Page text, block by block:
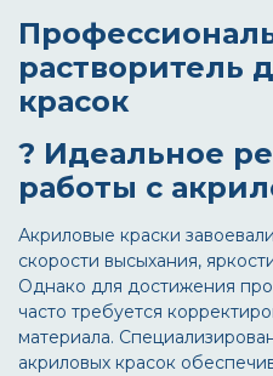
растворитель
красок
? Идеальное
работы с
Акриловые краски
скорости высыхания,
Однако для достижения
часто требуется
материала.
акриловых красок